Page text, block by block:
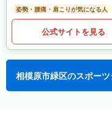
姿勢・腰痛・肩こりが気になる人
公式サイトを見る
相模原市緑区のスポー